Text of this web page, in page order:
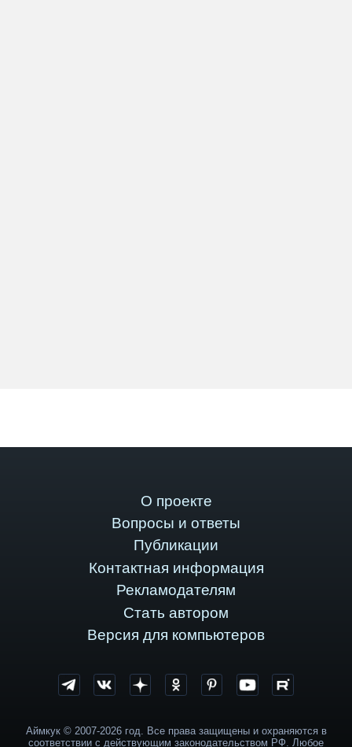
О проекте
Вопросы и ответы
Публикации
Контактная информация
Рекламодателям
Стать автором
Версия для компьютеров
Аймкук © 2007-2026 год. Все права защищены и охраняются в
соответствии с действующим законодательством РФ. Любое